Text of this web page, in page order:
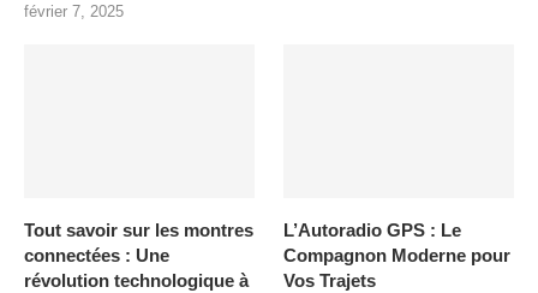
février 7, 2025
Tout savoir sur les montres
connectées : Une
révolution technologique à
L’Autoradio GPS : Le
Compagnon Moderne pour
Vos Trajets